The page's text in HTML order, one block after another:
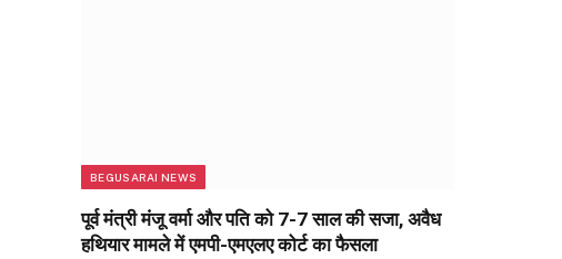
BEGUSARAI NEWS
पूर्व मंत्री मंजू वर्मा और पति को 7-7 साल की सजा, अवैध
हथियार मामले में एमपी-एमएलए कोर्ट का फैसला